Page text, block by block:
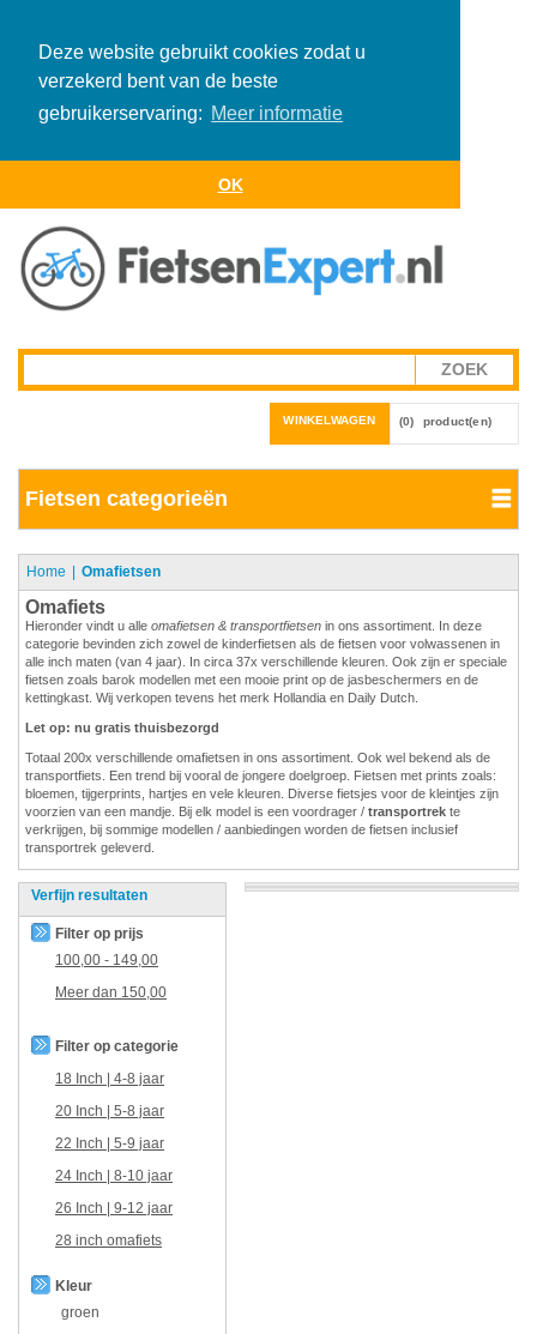
Deze website gebruikt cookies zodat u
verzekerd bent van de beste
gebruikerservaring: Meer informatie
OK
WINKELWAGEN (0) product(en)
Fietsen categorieën
Home Omafietsen
Omafiets
Hieronder vindt u alle omafietsen & transportfietsen in ons assortiment. In deze
categorie bevinden zich zowel de kinderfietsen als de fietsen voor volwassenen in
alle inch maten (van 4 jaar). In circa 37x verschillende kleuren. Ook zijn er speciale
fietsen zoals barok modellen met een mooie print op de jasbeschermers en de
kettingkast. Wij verkopen tevens het merk Hollandia en Daily Dutch.
Let op: nu gratis thuisbezorgd
Totaal 200x verschillende omafietsen in ons assortiment. Ook wel bekend als de
transportfiets. Een trend bij vooral de jongere doelgroep. Fietsen met prints zoals:
bloemen, tijgerprints, hartjes en vele kleuren. Diverse fietsjes voor de kleintjes zijn
voorzien van een mandje. Bij elk model is een voordrager / transportrek te
verkrijgen, bij sommige modellen / aanbiedingen worden de fietsen inclusief
transportrek geleverd.
Verfijn resultaten
Filter op prijs
100,00 - 149,00
Meer dan 150,00
Filter op categorie
18 Inch | 4-8 jaar
20 Inch | 5-8 jaar
22 Inch | 5-9 jaar
24 Inch | 8-10 jaar
26 Inch | 9-12 jaar
28 inch omafiets
Kleur
groen